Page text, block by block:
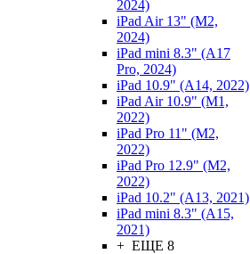
2024)
iPad Air 13" (M2,
2024)
iPad mini 8.3" (A17
Pro, 2024)
iPad 10.9" (A14, 2022)
iPad Air 10.9" (M1,
2022)
iPad Pro 11" (M2,
2022)
iPad Pro 12.9" (M2,
2022)
iPad 10.2" (A13, 2021)
iPad mini 8.3" (A15,
2021)
+ ЕЩЕ 8